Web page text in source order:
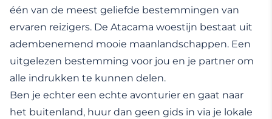
één van de meest geliefde bestemmingen van
ervaren reizigers. De Atacama woestijn bestaat uit
adembenemend mooie maanlandschappen. Een
uitgelezen bestemming voor jou en je partner om
alle indrukken te kunnen delen.
Ben je echter een echte avonturier en gaat naar
het buitenland, huur dan geen gids in via je lokale